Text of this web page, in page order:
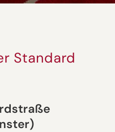
Standard